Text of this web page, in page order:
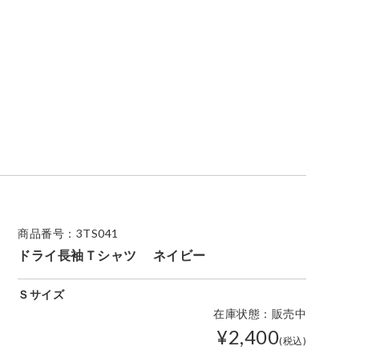
商品番号：3TS041
ドライ長袖Ｔシャツ ネイビー
Ｓサイズ
在庫状態：販売中
¥2,400(税込)